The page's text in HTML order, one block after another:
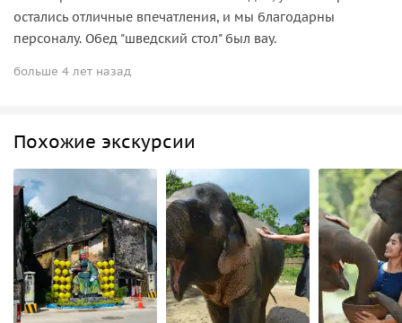
остались отличные впечатления, и мы благодарны
персоналу. Обед "шведский стол" был вау.
больше 4 лет назад
Похожие экскурсии